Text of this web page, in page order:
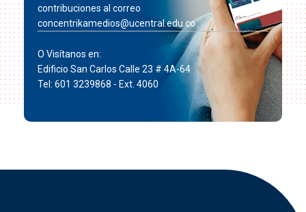
contribuciones al correo
concentrikamedios@ucentral.edu.co
O Visítanos en:
Edificio San Carlos Calle 23 # 4A-64
Tel: 601 3239868 - Ext. 4060